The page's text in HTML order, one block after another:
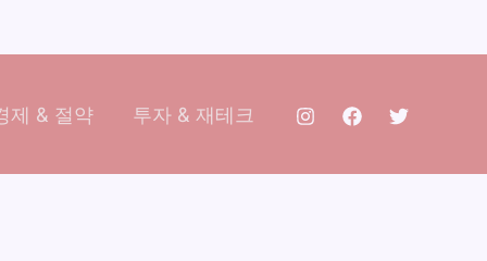
제 & 절약 투자 & 재테크